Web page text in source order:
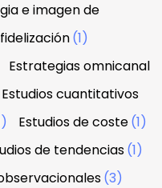
e imagen de
(1)
Estrategias omnicanal
Estudios cuantitativos
Estudios de coste(1)
de tendencias(1)
(3)